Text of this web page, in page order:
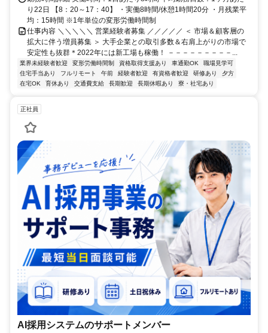
り22日 【8：20～17：40】 ・実働8時間/休憩1時間20分 ・月残業平
均：15時間 ※1年単位の変形労働時間制
仕事内容 ＼＼＼＼＼ 営業経験者募集 ／／／／／ ＜ 市場＆顧客層の
拡大に伴う増員募集 ＞ 大手企業との取引多数＆右肩上がりの市場で
安定性も抜群＊2022年には新工場も稼働！ －－－－－－－－－...
業界未経験者歓迎 変形労働時間制 資格取得支援あり 車通勤OK
職場見学可
住宅手当あり
フルリモート 午前 経験者歓迎 有資格者歓迎 研修あり
夕方
在宅OK
育休あり 交通費支給 長期歓迎 長期休暇あり 寮・社宅あり
正社員
AI採用システムのサポートメンバー